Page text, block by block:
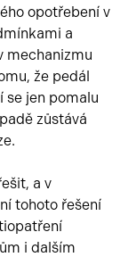
opotřebení v
a
mechanizmu
že pedál
se jen pomalu
zůstává
a v
tohoto řešení
i dalším